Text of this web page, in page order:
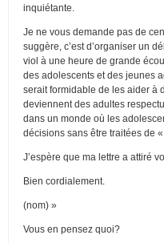
inquiétante.
Je ne vous demande pas de
suggère, c’est d’organiser un
viol à une heure de grande
des adolescents et des jeunes
serait formidable de les aider à
deviennent des adultes
dans un monde où les
décisions sans être traitées de
J’espère que ma lettre a attiré
Bien cordialement.
(nom) »
Vous en pensez quoi?